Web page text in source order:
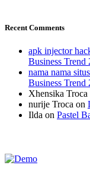
Recent Comments
apk injector
Business Trend
nama nama
Business Trend
Xhensika Troca
nurije Troca on
Ilda on Pastel